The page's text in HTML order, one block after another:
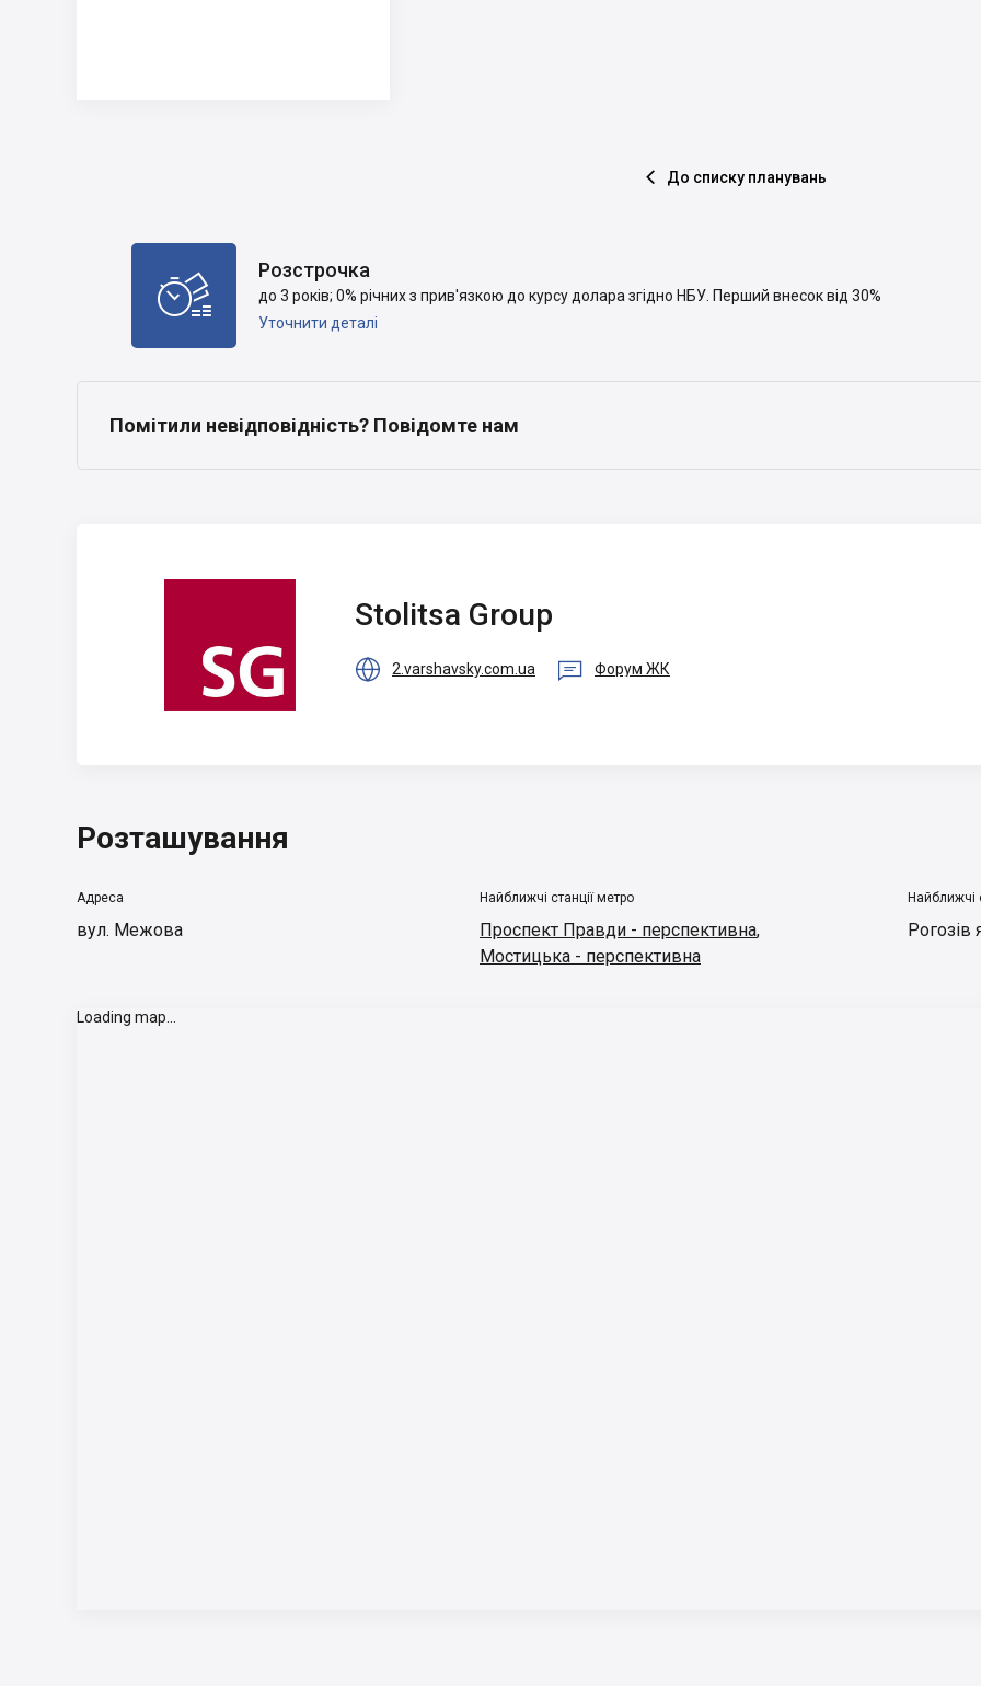
 До списку планувань

Розстрочка
до 3 років; 0% річних з прив'язкою до курсу долара згідно НБУ. Перший внесок від 30%
Уточнити деталі
Помітили невідповідність? Повідомте нам
Stolitsa Group
 2.varshavsky.com.ua  Форум ЖК
Розташування
Адреса
вул. Межова
Найближчі станції метро
Проспект Правди - перспективна,
Мостицька - перспективна
Найближчі
Рогозів
Loading map...